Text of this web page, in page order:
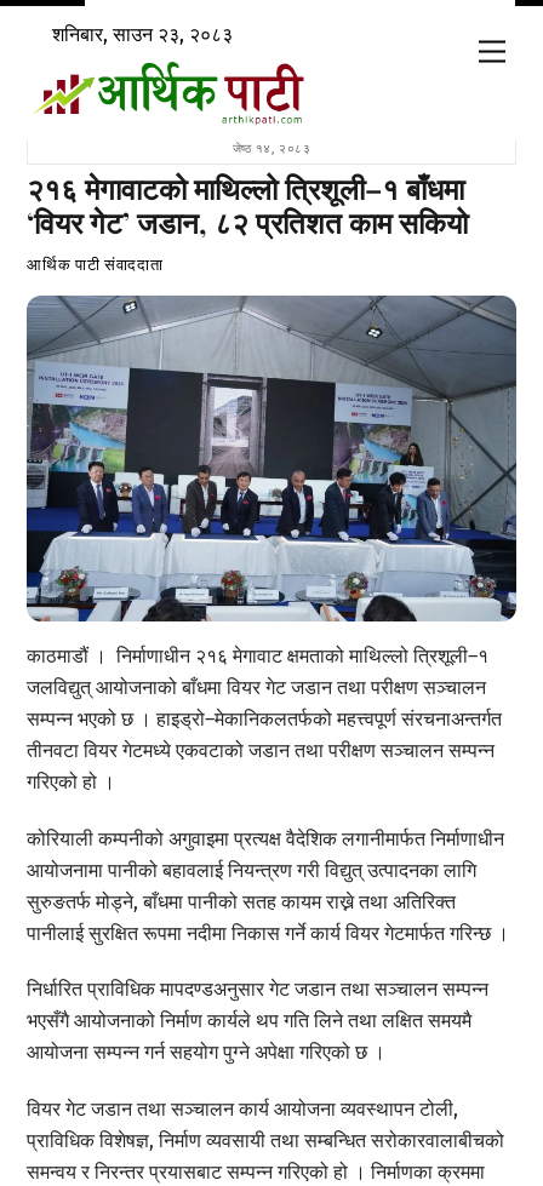
Skip
content
शनिबार, साउन २३, २०८३
जेष्ठ १४, २०८३
२१६ मेगावाटको माथिल्लो त्रिशूली–१ बाँधमा
‘वियर गेट’ जडान, ८२ प्रतिशत काम सकियो
आर्थिक पाटी संवाददाता
काठमाडौं । निर्माणाधीन २१६ मेगावाट क्षमताको माथिल्लो त्रिशूली–१
जलविद्युत् आयोजनाको बाँधमा वियर गेट जडान तथा परीक्षण सञ्चालन
सम्पन्न भएको छ । हाइड्रो–मेकानिकलतर्फको महत्त्वपूर्ण संरचनाअन्तर्गत
तीनवटा वियर गेटमध्ये एकवटाको जडान तथा परीक्षण सञ्चालन सम्पन्न
गरिएको हो ।
कोरियाली कम्पनीको अगुवाइमा प्रत्यक्ष वैदेशिक लगानीमार्फत निर्माणाधीन
आयोजनामा पानीको बहावलाई नियन्त्रण गरी विद्युत् उत्पादनका लागि
सुरुङतर्फ मोड्ने, बाँधमा पानीको सतह कायम राख्ने तथा अतिरिक्त
पानीलाई सुरक्षित रूपमा नदीमा निकास गर्ने कार्य वियर गेटमार्फत गरिन्छ ।
निर्धारित प्राविधिक मापदण्डअनुसार गेट जडान तथा सञ्चालन सम्पन्न
भएसँगै आयोजनाको निर्माण कार्यले थप गति लिने तथा लक्षित समयमै
आयोजना सम्पन्न गर्न सहयोग पुग्ने अपेक्षा गरिएको छ ।
वियर गेट जडान तथा सञ्चालन कार्य आयोजना व्यवस्थापन टोली,
प्राविधिक विशेषज्ञ, निर्माण व्यवसायी तथा सम्बन्धित सरोकारवालाबीचको
समन्वय र निरन्तर प्रयासबाट सम्पन्न गरिएको हो । निर्माणका क्रममा